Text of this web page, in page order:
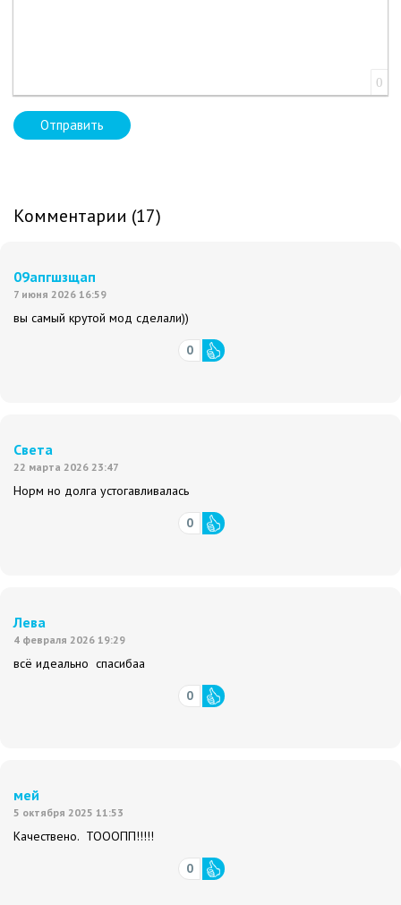
0
Отправить
Комментарии (17)
09апгшзщап
7 июня 2026 16:59
вы самый крутой мод сделали))
0
Света
22 марта 2026 23:47
Норм но долга устогавливалась
0
Лева
4 февраля 2026 19:29
всё идеально спасибаа
0
мей
5 октября 2025 11:53
Качествено. ТОООПП!!!!!
0